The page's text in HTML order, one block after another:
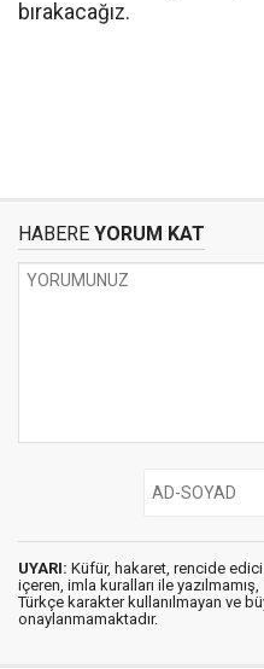
bırakacağız.
HABERE YORUM KAT
UYARI: Küfür, hakaret, rencide edici
içeren, imla kuralları ile yazılmamış,
Türkçe karakter kullanılmayan ve
onaylanmamaktadır.